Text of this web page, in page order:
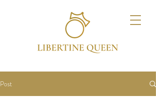
Post